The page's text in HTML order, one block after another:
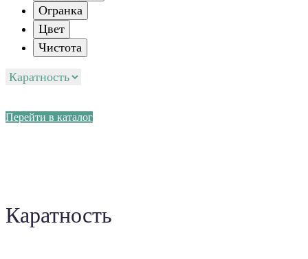
Огранка
Цвет
Чистота
Перейти в каталог
Каратность